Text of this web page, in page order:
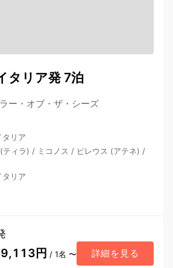
タリア発 7泊
ー・オブ・ザ・シーズ
タリア
ティラ) / ミコノス / ピレウス (アテネ) /
タリア
円 / 1名 〜 詳細を見る